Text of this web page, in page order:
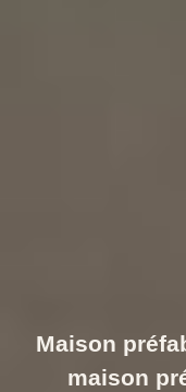
Maison
maison